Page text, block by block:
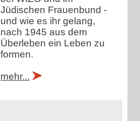
Jüdischen Frauenbund -
und wie es ihr gelang,
nach 1945 aus dem
Überleben ein Leben zu
formen.
mehr...